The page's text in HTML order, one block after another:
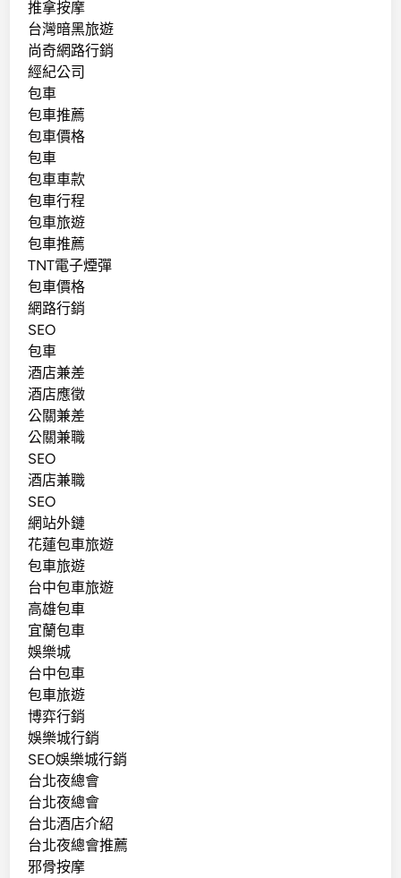
推拿按摩
台灣暗黑旅遊
尚奇網路行銷
經紀公司
包車
包車推薦
包車價格
包車
包車車款
包車行程
包車旅遊
包車推薦
TNT電子煙彈
包車價格
網路行銷
SEO
包車
酒店兼差
酒店應徵
公關兼差
公關兼職
SEO
酒店兼職
SEO
網站外鏈
花蓮包車旅遊
包車旅遊
台中包車旅遊
高雄包車
宜蘭包車
娛樂城
台中包車
包車旅遊
博弈行銷
娛樂城行銷
SEO娛樂城行銷
台北夜總會
台北夜總會
台北酒店介紹
台北夜總會推薦
邪骨按摩